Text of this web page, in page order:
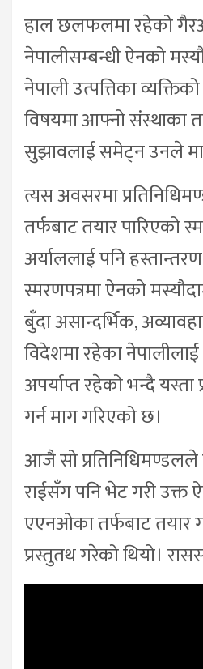
हाल छलफलमा रहेको
नेपालीसम्बन्धी ऐनको
नेपाली उत्पत्तिका
विषयमा आफ्नो संस्थाका
सुझावलाई समेट्न उनले
त्यस अवसरमा
तर्फबाट तयार पारिएको
अर्याललाई पनि
स्मरणपत्रमा ऐनको
बुँदा असान्दर्भिक,
विदेशमा रहेका
अपर्याप्त रहेको भन्दै
गर्न माग गरिएको छ।
आजै सो प्रतिनिधिमण्डलले
राईसँग पनि भेट गरी उक्त
एएनओका तर्फबाट तयार
प्रस्तुतथ गरेको थियो।